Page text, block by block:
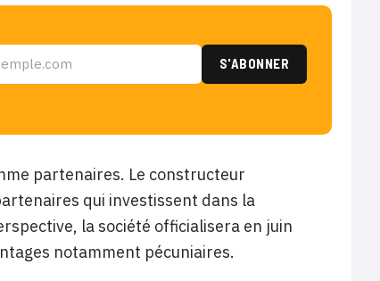
partenaires. Le constructeur
qui investissent dans la
la société officialisera en juin
notamment pécuniaires.